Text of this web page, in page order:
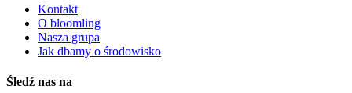
Kontakt
O bloomling
Nasza grupa
Jak dbamy o środowisko
Śledź nas na